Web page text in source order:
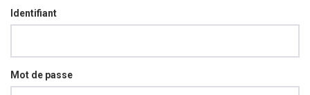
Identifiant
Mot de passe